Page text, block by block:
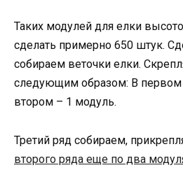
Таких модулей для елки
сделать примерно 650 штук.
собираем веточки елки.
следующим образом: В первом
втором – 1 модуль.
Третий ряд собираем,
второго ряда еще по два